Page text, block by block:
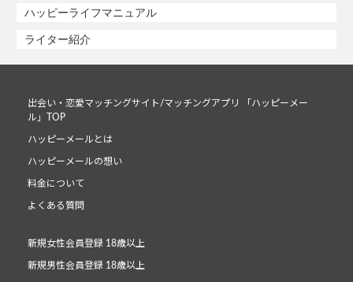
ハッピーライフマニュアル
ライター紹介
出会い・恋愛マッチングサイト/マッチングアプリ 「ハッピーメー
ル」TOP
ハッピーメールとは
ハッピーメールの想い
料金について
よくある質問
新規女性会員登録 18歳以上
新規男性会員登録 18歳以上